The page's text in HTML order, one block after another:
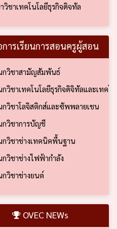
วิชาเทคโนโลยีธุรกิจดิจทัล
ารเรียนการสอนครูผู้สอน
วิชาสามัญสัมพันธ์
วิชาเทคโนโลยีธุรกิจดิจิทัลและเทคโ
วิชาโลจิสติกส์และซัพพลายเชน
วิชาการบัญชี
วิชาช่างเทคนิคพื้นฐาน
วิชาช่างไฟฟ้ากำลัง
วิชาช่างยนต์
OVEC NEWs